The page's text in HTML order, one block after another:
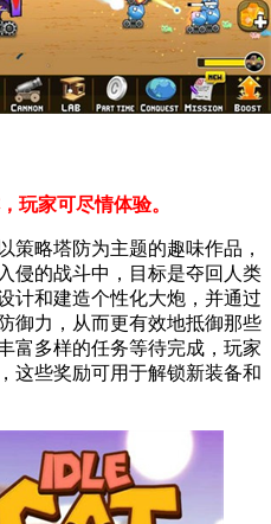
玩家可尽情体验。
策略塔防为主题的趣味作品，
侵的战斗中，目标是夺回人类
计和建造个性化大炮，并通过
御力，从而更有效地抵御那些
富多样的任务等待完成，玩家
这些奖励可用于解锁新装备和